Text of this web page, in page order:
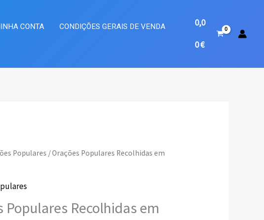
CONTA
CONDIÇÕES GERAIS DE VENDA
0,0
0€
Populares / Orações Populares Recolhidas em
Populares Recolhidas em
O
atual